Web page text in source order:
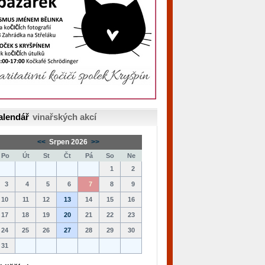
vinařských akcí
<< Srpen 2026 >>
Út St Čt Pá So
Ne
1
2
3 4 5 6 7 8 9
10 11 12 13 14 15 16
17 18 19 20 21 22 23
24 25 26 27 28 29 30
31